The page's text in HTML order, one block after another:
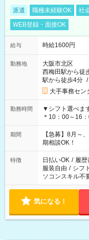
派遣 職種未経験OK 社
WEB登録・面接OK
給与 時給1600円
勤務地
大阪市北区
西梅田駅から徒
駅から徒歩4分 /
大手事務セン
勤務時間
▼シフト選べま
＊10：00～16
11：00～19：
期間
【急募】8月
期相談OK！
特徴 日払いOK / 履歴
服装自由 / シフ
ソコンスキル不
気になる！